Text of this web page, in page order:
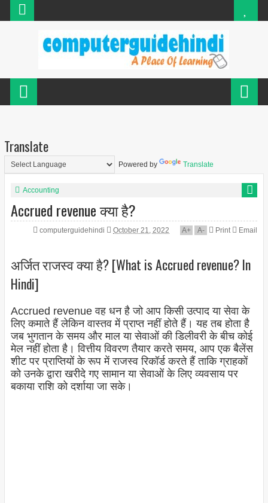
Translate
Powered by Translate
Accounting
Accrued revenue क्या है?
computerguidehindi October 21, 2022 A+ A- Print Email
अर्जित राजस्व क्या है? [What is Accrued revenue? In
Hindi]
Accrued revenue वह धन है जो आप किसी उत्पाद या सेवा के
लिए कमाते हैं लेकिन वास्तव में प्राप्त नहीं होते हैं। यह तब होता है
जब भुगतान के समय और माल या सेवाओं की डिलीवरी के बीच कोई
मेल नहीं होता है। वित्तीय विवरण तैयार करते समय, आप एक बैलेंस
शीट पर प्राप्तियों के रूप में राजस्व रिकॉर्ड करते हैं ताकि ग्राहकों
को उनके द्वारा खरीदे गए सामान या सेवाओं के लिए व्यवसाय पर
बकाया राशि को दर्शाया जा सके।